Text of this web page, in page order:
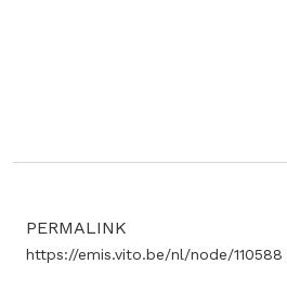
PERMALINK
https://emis.vito.be/nl/node/110588